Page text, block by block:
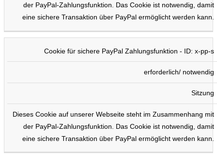
der PayPal-Zahlungsfunktion. Das Cookie ist notwendig, damit
eine sichere Transaktion über PayPal ermöglicht werden kann.
Cookie für sichere PayPal Zahlungsfunktion - ID: x-pp-s
erforderlich/ notwendig
Sitzung
Dieses Cookie auf unserer Webseite steht im Zusammenhang mit
der PayPal-Zahlungsfunktion. Das Cookie ist notwendig, damit
eine sichere Transaktion über PayPal ermöglicht werden kann.